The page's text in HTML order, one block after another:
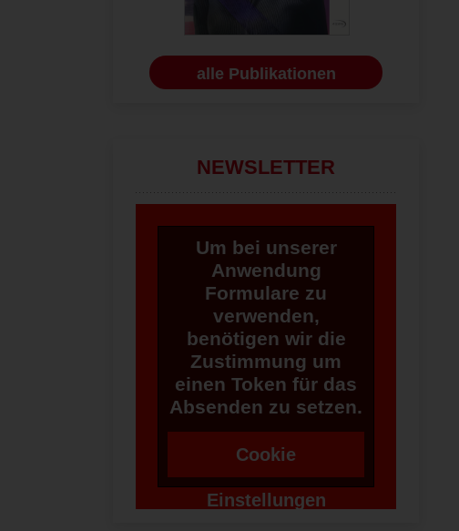
alle Publikationen
NEWSLETTER
Um bei unserer
Anwendung
Formulare zu
verwenden,
benötigen wir die
Zustimmung um
einen Token für das
Absenden zu setzen.
Cookie
Einstellungen